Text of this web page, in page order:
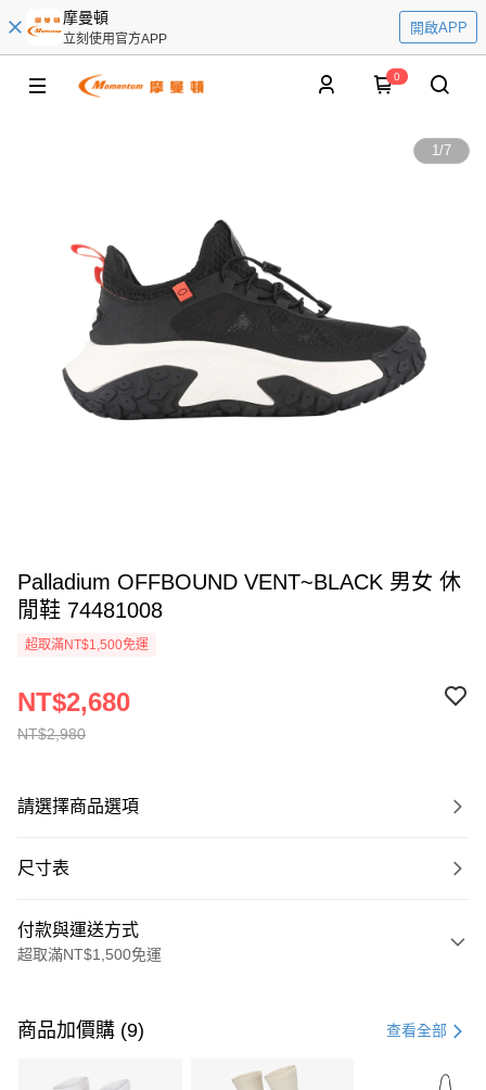
摩曼頓
立刻使用官方APP
開啟APP
0
1/7
Palladium OFFBOUND VENT~BLACK 男女 休
閒鞋 74481008
超取滿NT$1,500免運
NT$2,980
NT$2,680
請選擇商品選項
尺寸表
付款與運送方式
超取滿NT$1,500免運
信用卡一次付款
商品加價購 (9) 查看全部